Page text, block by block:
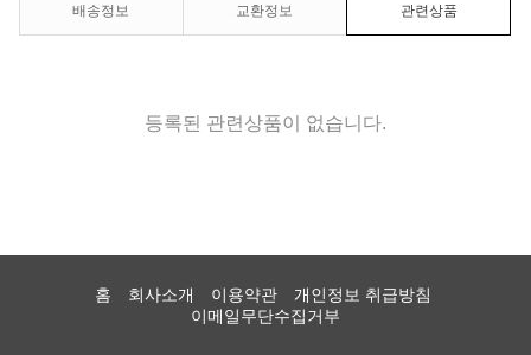
배송정보 교환정보 관련상품
등록된 관련상품이 없습니다.
홈 회사소개 이용약관
개인정보 취급방침
이메일무단수집거부